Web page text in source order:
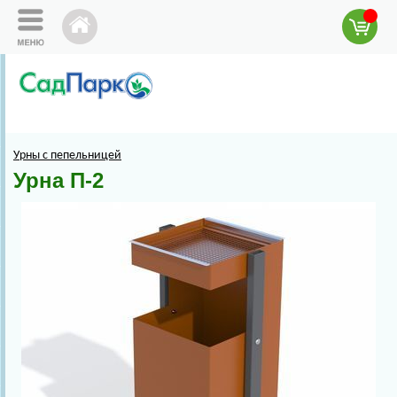
Урны с пепельницей
Урна П-2